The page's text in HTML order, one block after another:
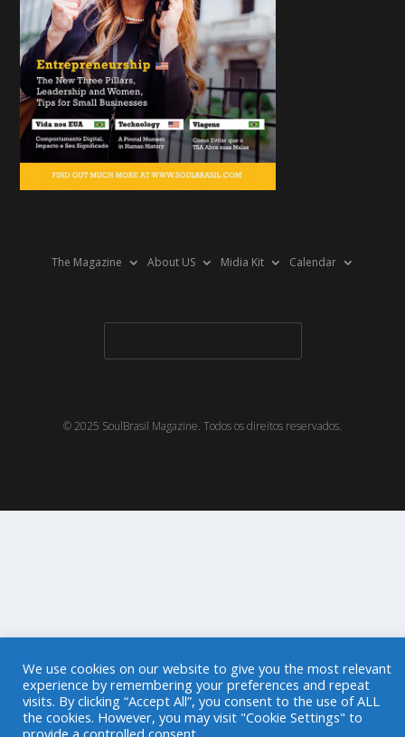
The Magazine About US Midia Kit Calendar
© 2025 SoulBrasil Magazine. Todos os direitos reservados.
We use cookies on our website to give you the most relevant
experience by remembering your preferences and repeat
visits. By clicking “Accept All”, you consent to the use of ALL
the cookies. However, you may visit "Cookie Settings" to
provide a controlled consent.